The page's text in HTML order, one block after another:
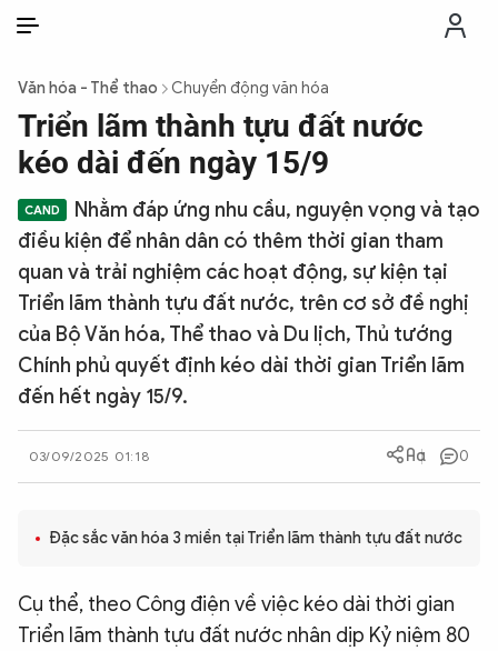
THỜI SỰ
CHỐNG DIỄN BIẾN HÒA BÌNH
CÔNG AN TRONG LÒNG DÂN
PHÁP LUẬT
CÔNG NGHỆ
VĂN HÓA - THỂ THAO
Văn hóa - Thể thao Chuyển động văn hóa
Triển lãm thành tựu đất nước
kéo dài đến ngày 15/9
Nhằm đáp ứng nhu cầu, nguyện vọng và tạo
điều kiện để nhân dân có thêm thời gian tham
quan và trải nghiệm các hoạt động, sự kiện tại
Triển lãm thành tựu đất nước, trên cơ sở đề nghị
của Bộ Văn hóa, Thể thao và Du lịch, Thủ tướng
Chính phủ quyết định kéo dài thời gian Triển lãm
đến hết ngày 15/9.
03/09/2025 01:18 0
Đặc sắc văn hóa 3 miền tại Triển lãm thành tựu đất nước
Cụ thể, theo Công điện về việc kéo dài thời gian
Triển lãm thành tựu đất nước nhân dịp Kỷ niệm 80